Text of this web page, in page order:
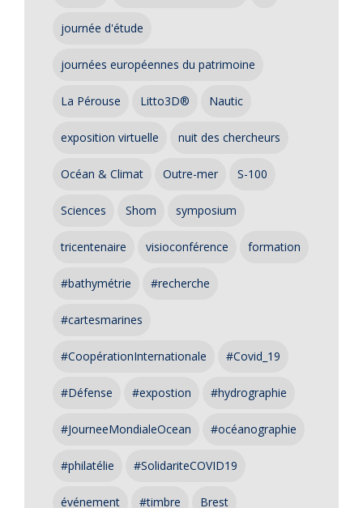
journée d'étude
journées européennes du patrimoine
La Pérouse Litto3D® Nautic
exposition virtuelle nuit des chercheurs
Océan & Climat Outre-mer S-100
Sciences Shom symposium
tricentenaire visioconférence formation
#bathymétrie #recherche
#cartesmarines
#CoopérationInternationale #Covid_19
#Défense #expostion #hydrographie
#JourneeMondialeOcean #océanographie
#philatélie #SolidariteCOVID19
événement #timbre Brest